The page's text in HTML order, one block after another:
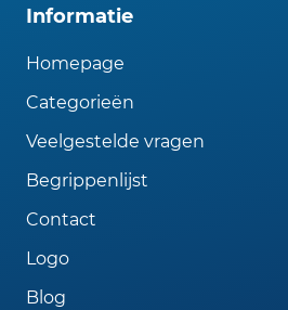
Informatie
Homepage
Categorieën
Veelgestelde vragen
Begrippenlijst
Contact
Logo
Blog